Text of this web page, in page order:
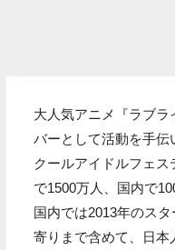
大人気アニメ『ラブラ
バーとして活動を手伝
クールアイドルフェ
で1500万人、国内で
国内では2013年のス
寄りまで含めて、日本